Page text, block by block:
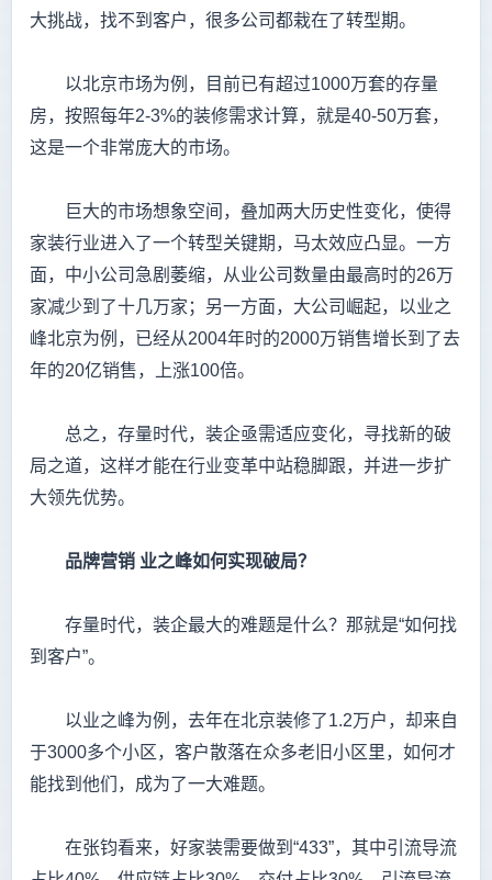
大挑战，找不到客户，很多公司都栽在了转型期。
以北京市场为例，目前已有超过1000万套的存量
房，按照每年2-3%的装修需求计算，就是40-50万套，
这是一个非常庞大的市场。
巨大的市场想象空间，叠加两大历史性变化，使得
家装行业进入了一个转型关键期，马太效应凸显。一方
面，中小公司急剧萎缩，从业公司数量由最高时的26万
家减少到了十几万家；另一方面，大公司崛起，以业之
峰北京为例，已经从2004年时的2000万销售增长到了去
年的20亿销售，上涨100倍。
总之，存量时代，装企亟需适应变化，寻找新的破
局之道，这样才能在行业变革中站稳脚跟，并进一步扩
大领先优势。
品牌营销 业之峰如何实现破局？
存量时代，装企最大的难题是什么？那就是“如何找
到客户”。
以业之峰为例，去年在北京装修了1.2万户，却来自
于3000多个小区，客户散落在众多老旧小区里，如何才
能找到他们，成为了一大难题。
在张钧看来，好家装需要做到“433”，其中引流导流